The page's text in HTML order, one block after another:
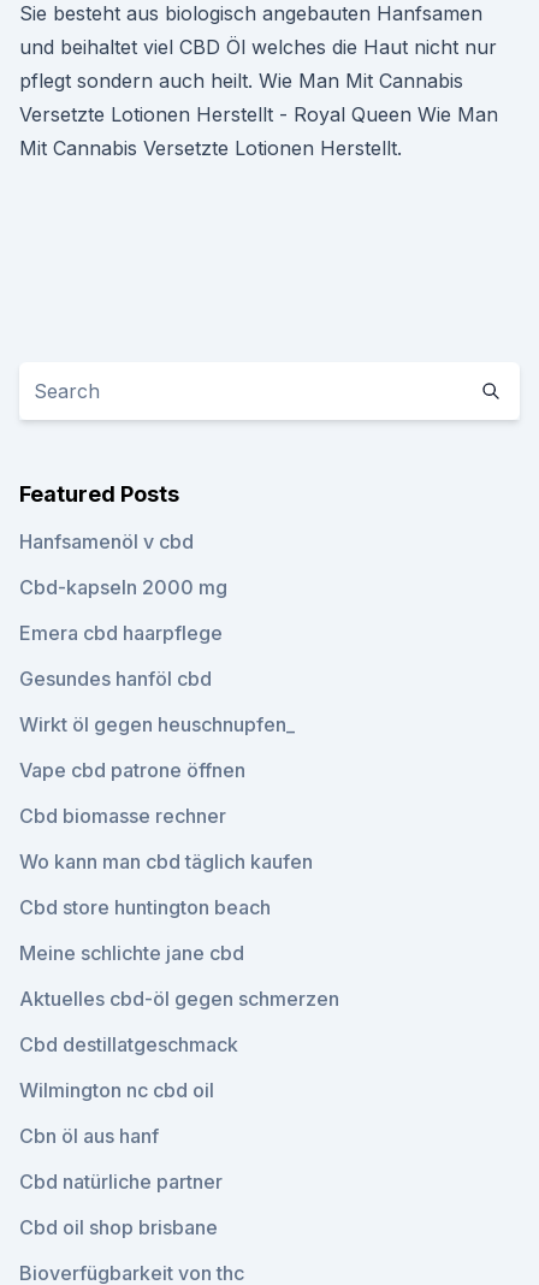
Sie besteht aus biologisch angebauten Hanfsamen
und beihaltet viel CBD Öl welches die Haut nicht nur
pflegt sondern auch heilt. Wie Man Mit Cannabis
Versetzte Lotionen Herstellt - Royal Queen Wie Man
Mit Cannabis Versetzte Lotionen Herstellt.
Featured Posts
Hanfsamenöl v cbd
Cbd-kapseln 2000 mg
Emera cbd haarpflege
Gesundes hanföl cbd
Wirkt öl gegen heuschnupfen_
Vape cbd patrone öffnen
Cbd biomasse rechner
Wo kann man cbd täglich kaufen
Cbd store huntington beach
Meine schlichte jane cbd
Aktuelles cbd-öl gegen schmerzen
Cbd destillatgeschmack
Wilmington nc cbd oil
Cbn öl aus hanf
Cbd natürliche partner
Cbd oil shop brisbane
Bioverfügbarkeit von thc